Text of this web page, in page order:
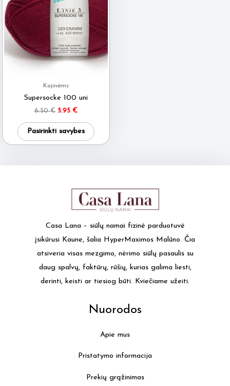
Kojinėms
Supersocke 100 uni
6.50€ Original
6.50 €.
5.95 €Current
5.95 €.
Pasirinkti savybes
product
multiple
options
may
be
chosen
on
the
page
Casa Lana – siūlų namai fizinė parduotuvė
įsikūrusi Kaune, šalia HyperMaximos Malūno. Čia
atsiveria visas mezgimo, nėrimo siūlų pasaulis su
daug spalvų, faktūrų, rūšių, kurias galima liesti,
derinti, keisti ar tiesiog būti. Kviečiame užeiti.
Nuorodos
Apie mus
Pristatymo informacija
Prekių grąžinimas